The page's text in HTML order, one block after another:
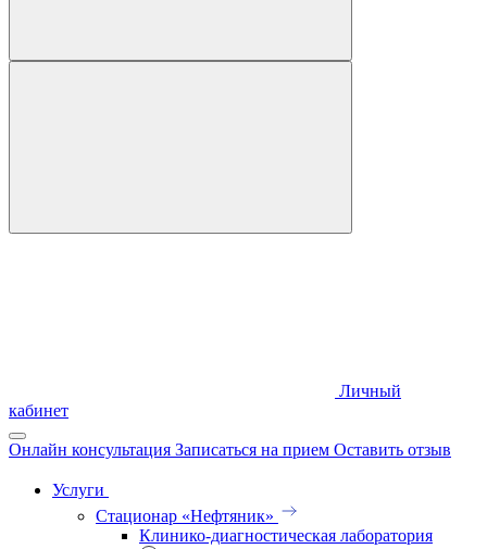
Личный
кабинет
Онлайн консультация Записаться на прием Оставить отзыв
Услуги
Стационар «Нефтяник»
Клинико-диагностическая лаборатория